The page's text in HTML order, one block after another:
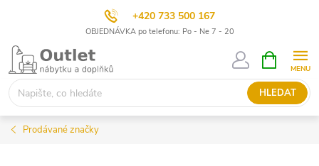
+420 733 500 167
OBJEDNÁVKA po telefonu: Po - Ne 7 - 20
Přejít
obsah
HLEDAT
NÁKUPNÍ
KOŠÍK
Prodávané značky